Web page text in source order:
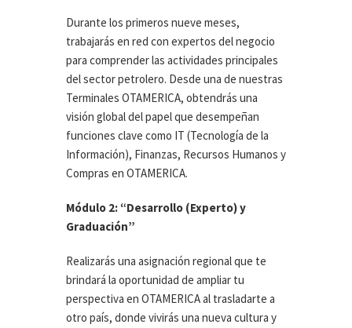
Durante los primeros nueve meses,
trabajarás en red con expertos del negocio
para comprender las actividades principales
del sector petrolero. Desde una de nuestras
Terminales OTAMERICA, obtendrás una
visión global del papel que desempeñan
funciones clave como IT (Tecnología de la
Información), Finanzas, Recursos Humanos y
Compras en OTAMERICA.
Módulo 2: “Desarrollo (Experto) y
Graduación”
Realizarás una asignación regional que te
brindará la oportunidad de ampliar tu
perspectiva en OTAMERICA al trasladarte a
otro país, donde vivirás una nueva cultura y